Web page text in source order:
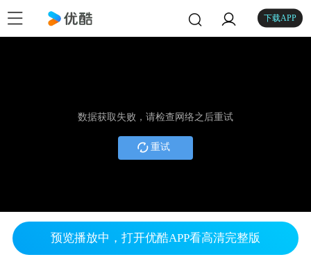
下载APP
数据获取失败，请检查网络之后重试
重试
预览播放中，打开优酷APP看高清完整版